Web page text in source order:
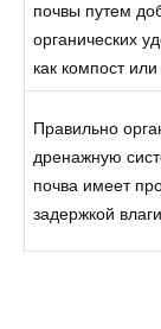
почвы путем
органических
как компост
Правильно
дренажную
почва имеет
задержкой